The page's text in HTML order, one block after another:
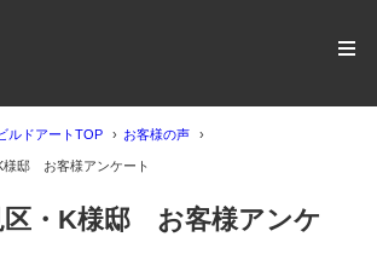
ルドアートTOP お客様の声
様邸 お客様アンケート
区・K様邸 お客様アンケ